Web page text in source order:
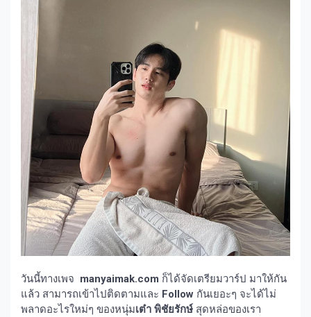
วันนี้ทางเพจ manyaimak.com ก็ได้จัดเตรียมวาร์ป มาให้กัน
แล้ว สามารถเข้าไปติดตามและ Follow กันเยอะๆ จะได้ไม่
พลาดอะไรใหม่ๆ ของหนุ่มเต๋า พิชัยรักษ์ สุดหล่อของเรา